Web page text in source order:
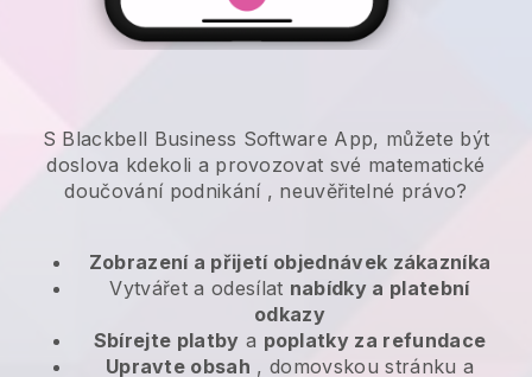
S Blackbell Business Software App, můžete být
doslova kdekoli a provozovat své matematické
doučování podnikání, neuvěřitelné právo?
Zobrazení a přijetí objednávek zákazníka
Vytvářet a odesílat nabídky a platební
odkazy
Sbírejte platby a poplatky za refundace
Upravte obsah , domovskou stránku a